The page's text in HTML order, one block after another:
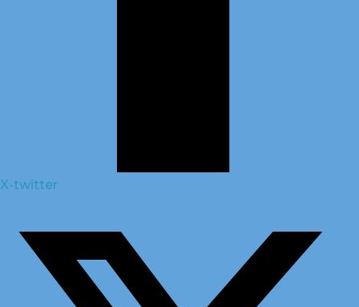
X-twitter